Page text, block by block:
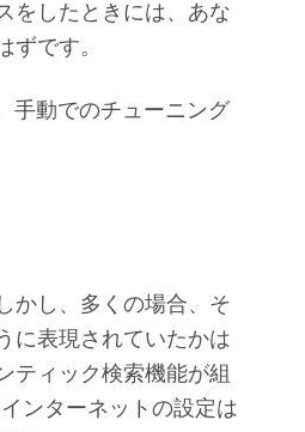
をしたときには、あな
ずです。
手動でのチューニング
かし、多くの場合、そ
に表現されていたかは
ティック検索機能が組
ンターネットの設定は